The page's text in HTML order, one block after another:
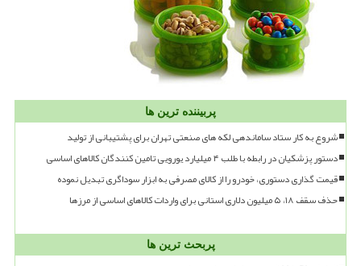
پربیننده ترین ها
شروع به کار ستاد ساماندهی لکه های صنعتی تهران برای پشتیبانی از تولید
دستور پزشکیان در رابطه با طلب ۴ میلیارد یورویی تامین کنندگان کالاهای اساسی
قیمت گذاری دستوری، خودرو را از کالای مصرفی به ابزار سوداگری تبدیل نموده
حذف سقف ۱۸، ۵ میلیون دلاری استانی برای واردات کالاهای اساسی از مرزها
پربحث ترین ها